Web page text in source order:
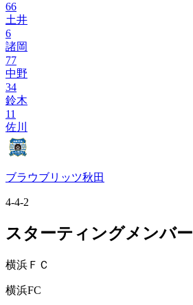
66
土井
6
諸岡
77
中野
34
鈴木
11
佐川
ブラウブリッツ秋田
4-4-2
スターティングメンバー
横浜ＦＣ
横浜FC